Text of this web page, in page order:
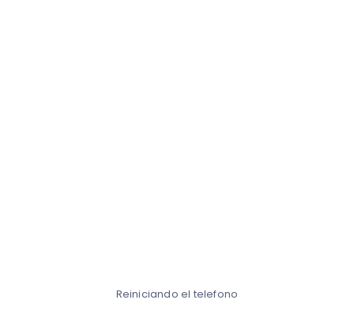
Reiniciando el telefono